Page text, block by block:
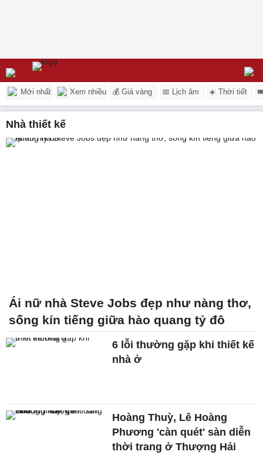
Mới nhất Xem nhiều 💰 Giá vàng 📅 Lịch âm ☀️ Thời tiết
nhà thiết kế
Ái nữ nhà Steve Jobs đẹp như nàng thơ,
sống kín tiếng giữa hào quang tỷ đô
6 lỗi thường gặp khi thiết kế
nhà ở
Hoàng Thuỳ, Lê Hoàng
Phương 'càn quét' sàn diễn
thời trang ở Thượng Hải